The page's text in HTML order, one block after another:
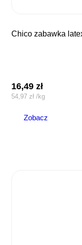
chico zabawka
16,49zł
54,97 zł /kg
Zobacz